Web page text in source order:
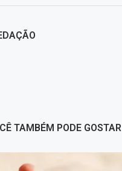
TAMBÉM PODE GOSTAR